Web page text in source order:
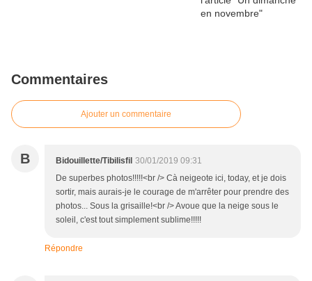
Commentaires
Ajouter un commentaire
B Bidouillette/Tibilisfil 30/01/2019 09:31
De superbes photos!!!!!<br /> Cà neigeote ici, today, et je dois
sortir, mais aurais-je le courage de m'arrêter pour prendre des
photos... Sous la grisaille!<br /> Avoue que la neige sous le
soleil, c'est tout simplement sublime!!!!!
Répondre